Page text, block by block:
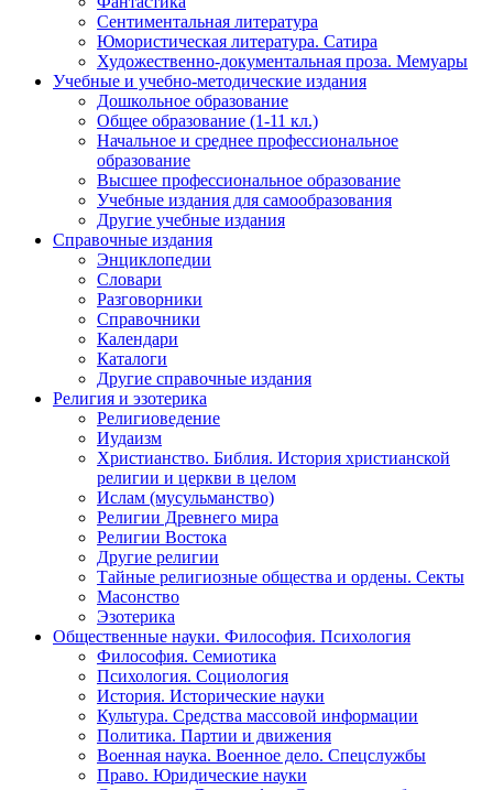
Сентиментальная литература
Юмористическая литература. Сатира
Художественно-документальная проза. Мемуары
Учебные и учебно-методические издания
Дошкольное образование
Общее образование (1-11 кл.)
Начальное и среднее профессиональное
образование
Высшее профессиональное образование
Учебные издания для самообразования
Другие учебные издания
Справочные издания
Энциклопедии
Словари
Разговорники
Справочники
Календари
Каталоги
Другие справочные издания
Религия и эзотерика
Религиоведение
Иудаизм
Христианство. Библия. История христианской
религии и церкви в целом
Ислам (мусульманство)
Религии Древнего мира
Религии Востока
Другие религии
Тайные религиозные общества и ордены. Секты
Масонство
Эзотерика
Общественные науки. Философия. Психология
Философия. Семиотика
Психология. Социология
История. Исторические науки
Культура. Средства массовой информации
Политика. Партии и движения
Военная наука. Военное дело. Спецслужбы
Право. Юридические науки